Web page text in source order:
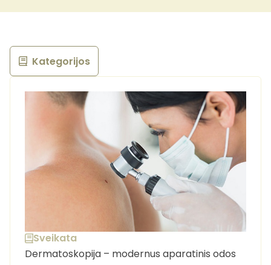
Sveikata
Dermatoskopija – modernus aparatinis odos
Kategorijos